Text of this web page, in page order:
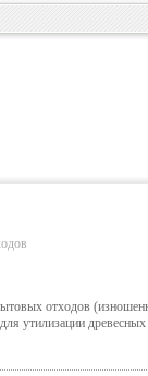
отходов
утилизации